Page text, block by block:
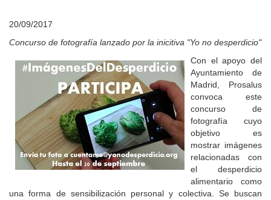
20/09/2017
Concurso de fotografía lanzado por la inicitiva "Yo no desperdicio"
Con el apoyo del
Ayuntamiento de
Madrid, Prosalus
convoca este
concurso de
fotografía cuyo
objetivo es
mostrar imágenes
relacionadas con
el desperdicio
alimentario como
una forma de sensibilización personal y colectiva. Se buscan